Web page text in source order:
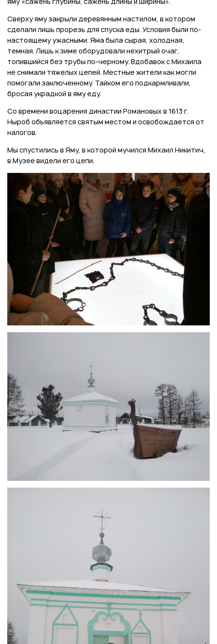
Сверху яму закрыли деревянным настилом, в котором
сделали лишь прорезь для спуска еды. Условия были по-
настоящему ужасными. Яма была сырая, холодная,
темная. Лишь к зиме оборудовали нехитрый очаг,
топившийся без трубы по-черному. Вдобавок с Михаила
не снимали тяжелых цепей. Местные жители как могли
помогали заключенному. Тайком его подкармливали,
бросая украдкой в яму еду.
Со времени воцарения династии Романовых в 1613 г.
Ныроб объявляется святым местом и освобождается от
налогов.
Мы спустились в Яму, в которой мучился Михаил Никитич,
в Музее видели его цепи.